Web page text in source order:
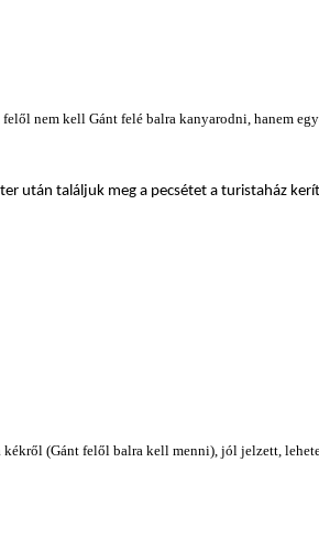
nem kell Gánt felé balra kanyarodni, hanem
után találjuk meg a pecsétet a turistaház
kékről (Gánt felől balra kell menni), jól jelzett,